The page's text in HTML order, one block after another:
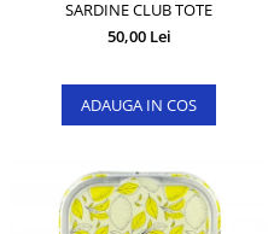
SARDINE CLUB TOTE
50,00 Lei
ADAUGA IN COS